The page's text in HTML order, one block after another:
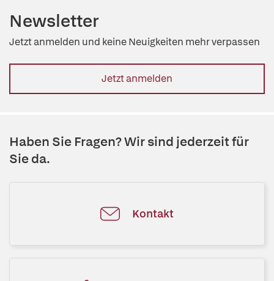
Newsletter
Jetzt anmelden und keine Neuigkeiten mehr verpassen
Jetzt anmelden
Haben Sie Fragen? Wir sind jederzeit für
Sie da.
Kontakt